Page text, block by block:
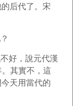
后代了。宋
好，說元代漢
其實不，這
天用當代的